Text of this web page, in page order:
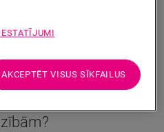
AKCEPTĒT VISUS SĪKFAILUS